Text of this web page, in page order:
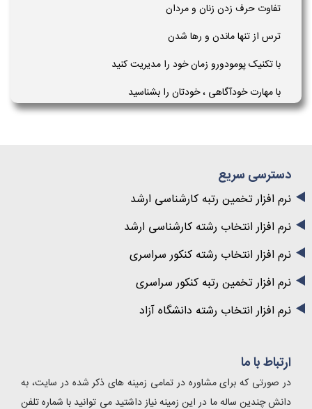
تفاوت حرف زدن زنان و مردان
ترس از تنها ماندن و رها شدن
با تکنیک پومودورو زمان خود را مدیریت کنید
با مهارت خودآگاهی ، خودتان را بشناسید
دسترسی سریع
نرم افزار تخمین رتبه کارشناسی ارشد
نرم افزار انتخاب رشته کارشناسی ارشد
نرم افزار انتخاب رشته کنکور سراسری
نرم افزار تخمین رتبه کنکور سراسری
نرم افزار انتخاب رشته دانشگاه آزاد
ارتباط با ما
در صورتی که برای مشاوره در تمامی زمینه های ذکر شده در سایت، به
دانش چندین ساله ما در این زمینه نیاز داشتید می توانید با شماره تلفن